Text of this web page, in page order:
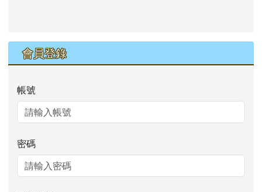
會員登錄
帳號
密碼